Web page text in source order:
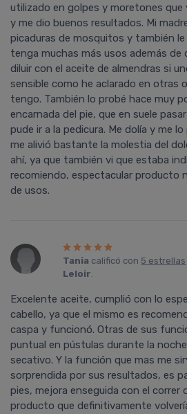
utilizado en golpes y moretones que
y me dio buenos resultados. Mi
picaduras de mosquitos y también
tenga muchas más usos además de
diluir con el aceite de almendras si
sensible como he aclarado en otras
tengo. También lo probé hace muy
encarnada del pie, que en suele
pude ir a la pedicura. Me dolí­a y me
me alivió bastante la molestia del
ahí­, ya que también vi que estaba
recomiendo, espectacular producto
de usos.
Tania calificó con 5 estrellas
Leloir.
Excelente aceite, cumplió con lo
cabello, ya que el mismo es
caspa y funcionó. Otras de sus
puntual en pústulas durante la
secativo. Y la función que mas me
sorprendida por sus resultados, es
pies, mejora enseguida con el correr
producto que definitivamente